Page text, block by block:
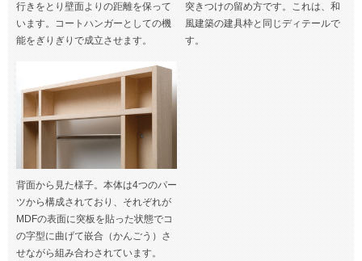
行きをとり壁面よりの距離を保って
います。コートハンガーとしての機
能をぎりぎりで成立させます。
突きつけの留め方です。これは、和
風建築の建具枠と同じディテールで
す。
背面から見た様子。本体は4つのパー
ツから構成されており、それぞれが
MDFの表面に突板を貼った状態でコ
の字型に曲げて嵌合（かんごう）さ
せながら組み合わされています。